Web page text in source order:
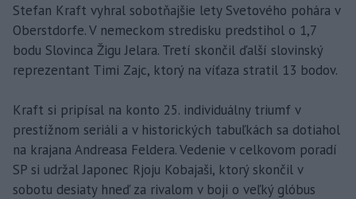
Stefan Kraft vyhral sobotňajšie lety Svetového pohára v
Oberstdorfe. V nemeckom stredisku predstihol o 1,7
bodu Slovinca Žigu Jelara. Tretí skončil ďalší slovinský
reprezentant Timi Zajc, ktorý na víťaza stratil 13 bodov.
Kraft si pripísal na konto 25. individuálny triumf v
prestížnom seriáli a v historických tabuľkách sa dotiahol
na krajana Andreasa Feldera. Vedenie v celkovom poradí
SP si udržal Japonec Rjoju Kobajaši, ktorý skončil v
sobotu desiaty hneď za rivalom v boji o veľký glóbus